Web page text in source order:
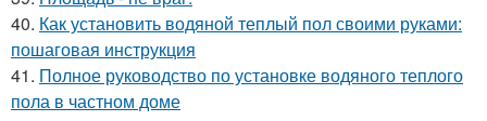
40. Как установить водяной теплый пол своими руками:
пошаговая инструкция
41. Полное руководство по установке водяного теплого
пола в частном доме